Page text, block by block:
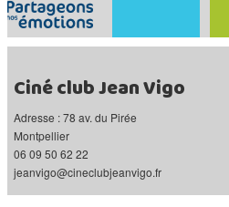
Ciné club Jean Vigo
Adresse : 78 av. du Pirée
Montpellier
06 09 50 62 22
jeanvigo@cineclubjeanvigo.fr